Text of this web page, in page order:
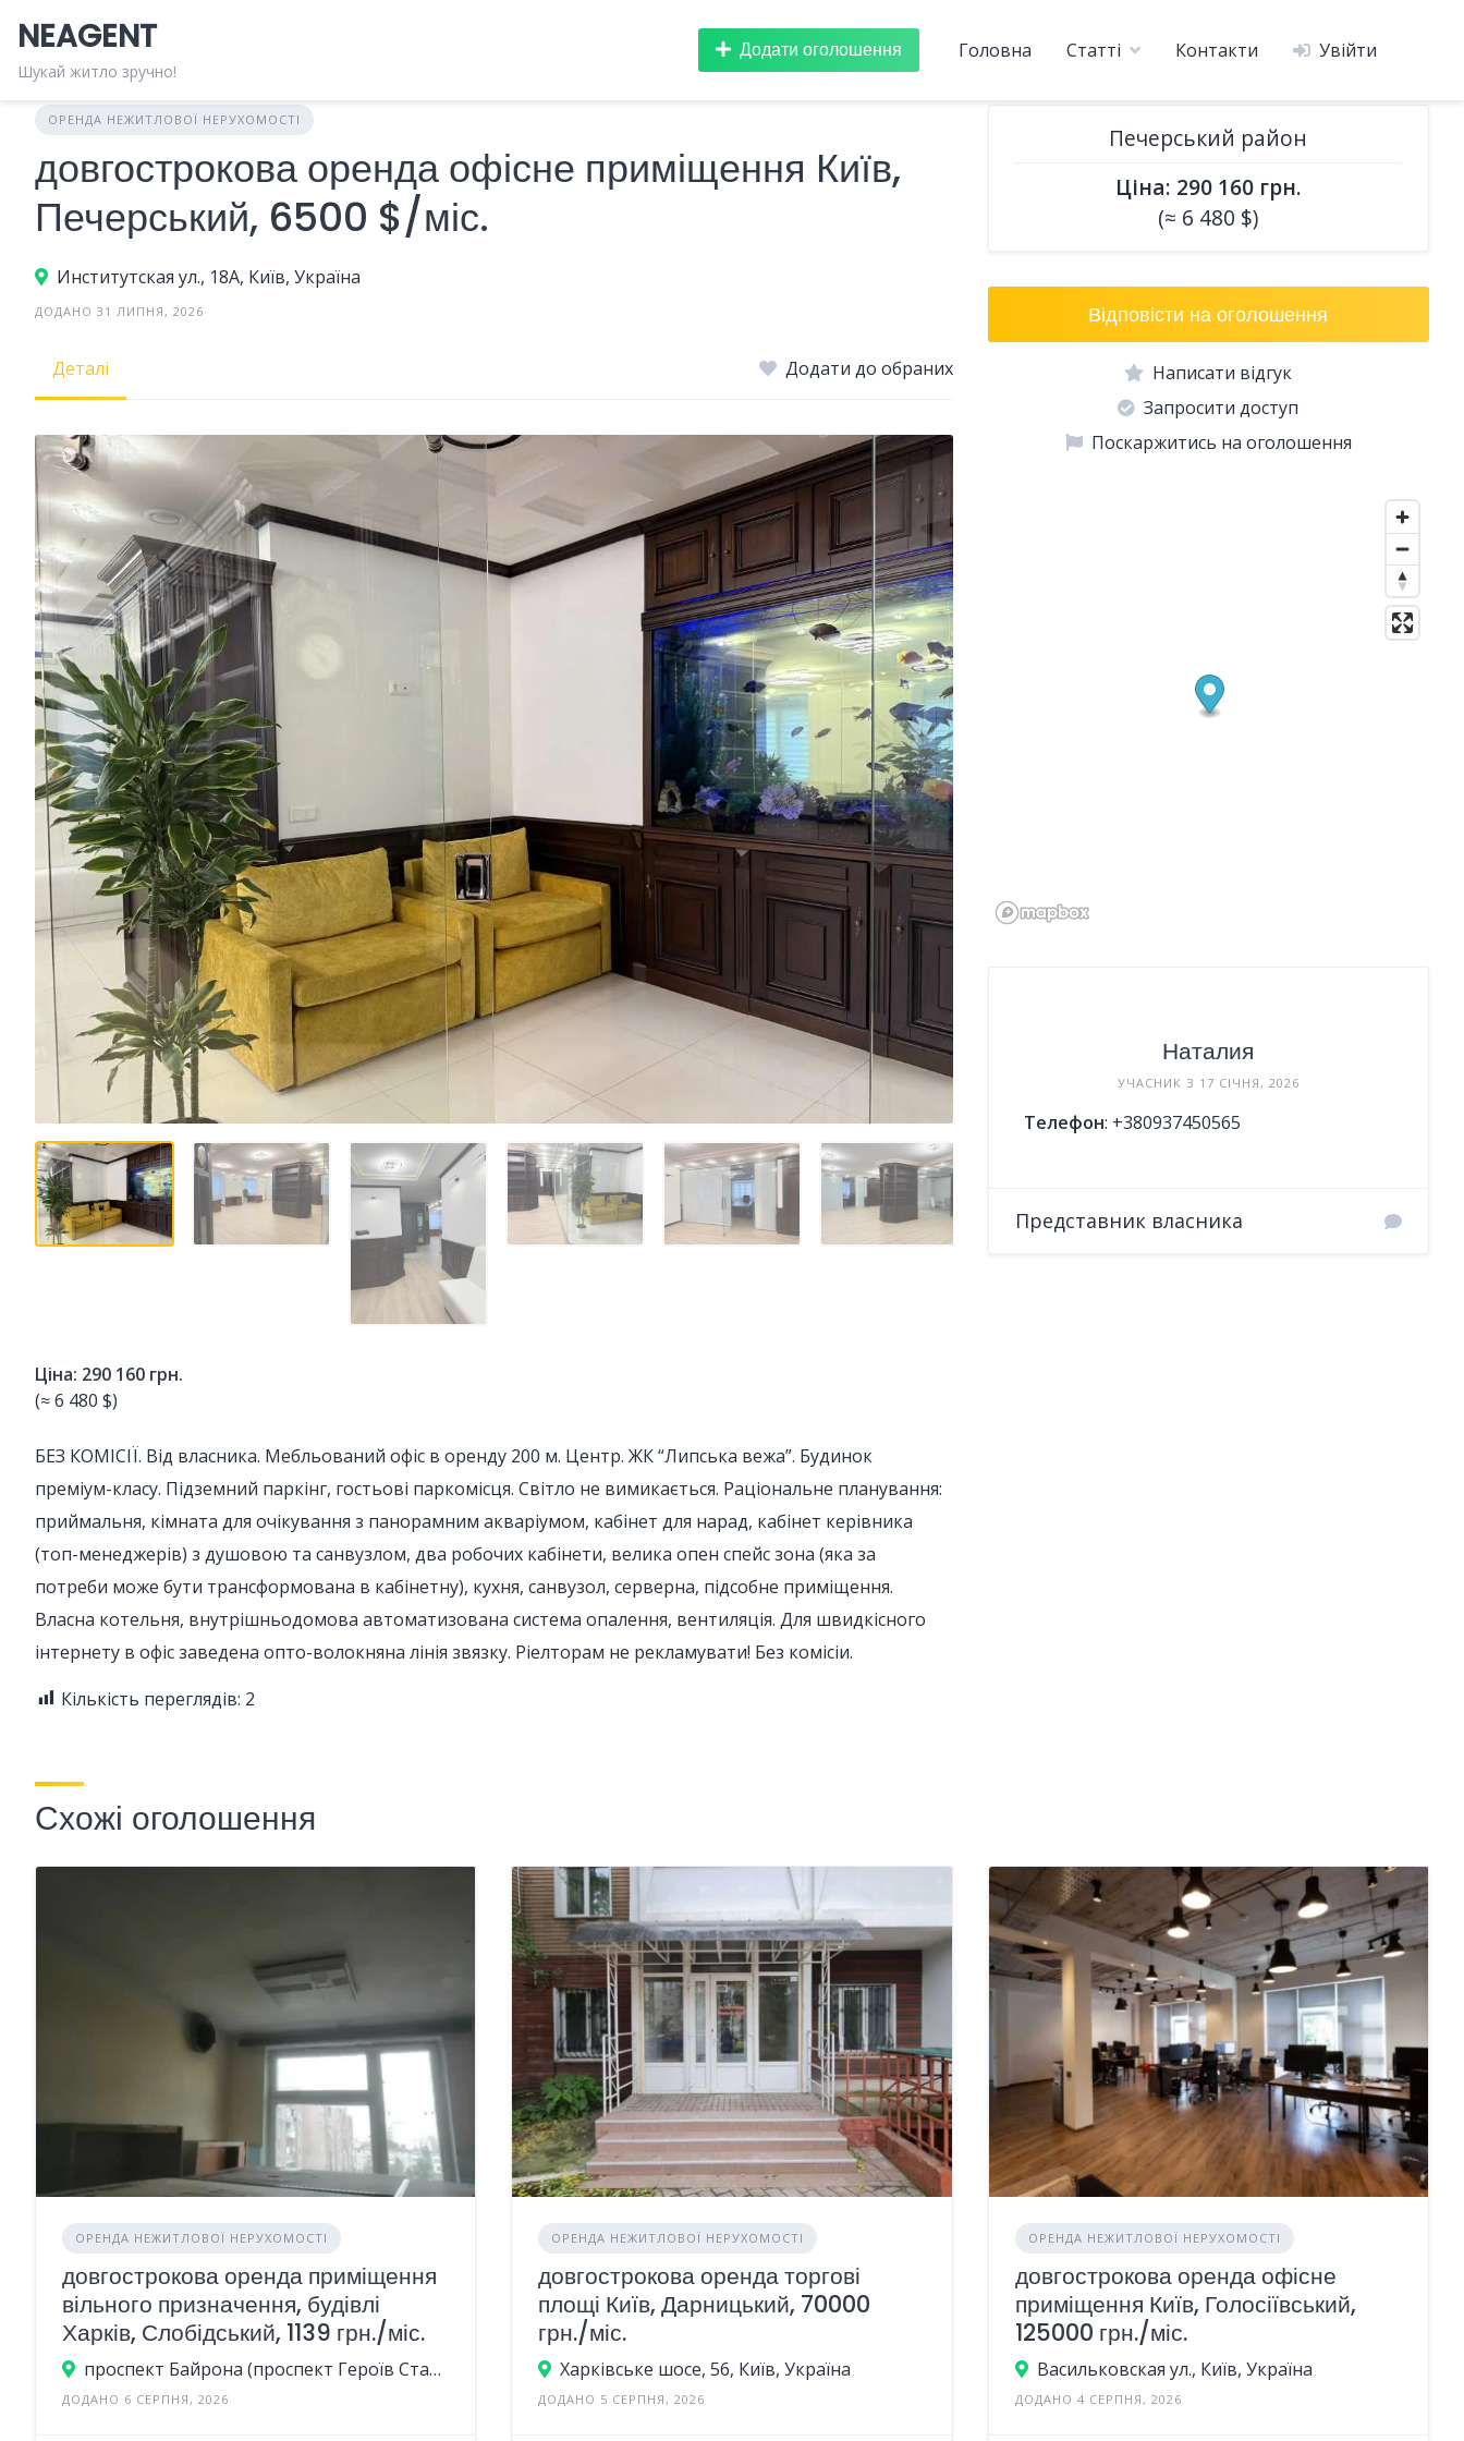
content
NEAGENT
Шукай житло зручно!
Головна Статті Контакти Увійти
Додати оголошення
ОРЕНДА НЕЖИТЛОВОЇ НЕРУХОМОСТІ
довгострокова оренда офісне приміщення Київ,
Печерський, 6500 $/міс.
Институтская ул., 18А, Київ, Україна
ДОДАНО 31 ЛИПНЯ, 2026
Деталі Додати до обраних
Ціна: 290 160 грн.
(≈ 6 480 $)
БЕЗ КОМІСІЇ. Від власника. Мебльований офіс в оренду 200 м. Центр. ЖК “Липська вежа”. Будинок
преміум-класу. Підземний паркінг, гостьові паркомісця. Світло не вимикається. Раціональне планування:
приймальня, кімната для очікування з панорамним акваріумом, кабінет для нарад, кабінет керівника
(топ-менеджерів) з душовою та санвузлом, два робочих кабінети, велика опен спейс зона (яка за
потреби може бути трансформована в кабінетну), кухня, санвузол, серверна, підсобне приміщення.
Власна котельня, внутрішньодомова автоматизована система опалення, вентиляція. Для швидкісного
інтернету в офіс заведена опто-волокняна лінія звязку. Ріелторам не рекламувати! Без комісіи.
Кількість переглядів: 2
Печерський район
Ціна: 290 160 грн.
(≈ 6 480 $)
Відповісти на оголошення
Написати відгук
Запросити доступ
Поскаржитись на оголошення
Наталия
УЧАСНИК З 17 СІЧНЯ, 2026
Телефон: +380937450565
Представник власника
Схожі оголошення
ОРЕНДА НЕЖИТЛОВОЇ НЕРУХОМОСТІ
довгострокова оренда приміщення
вільного призначення, будівлі
Харків, Слобідський, 1139 грн./міс.
проспект Байрона (проспект Героїв Сталінграда), 23А, Харків, Україна
ДОДАНО 6 СЕРПНЯ, 2026
ОРЕНДА НЕЖИТЛОВОЇ НЕРУХОМОСТІ
довгострокова оренда торгові
площі Київ, Дарницький, 70000
грн./міс.
Харківське шосе, 56, Київ, Україна
ДОДАНО 5 СЕРПНЯ, 2026
ОРЕНДА НЕЖИТЛОВОЇ НЕРУХОМОСТІ
довгострокова оренда офісне
приміщення Київ, Голосіївський,
125000 грн./міс.
Васильковская ул., Київ, Україна
ДОДАНО 4 СЕРПНЯ, 2026